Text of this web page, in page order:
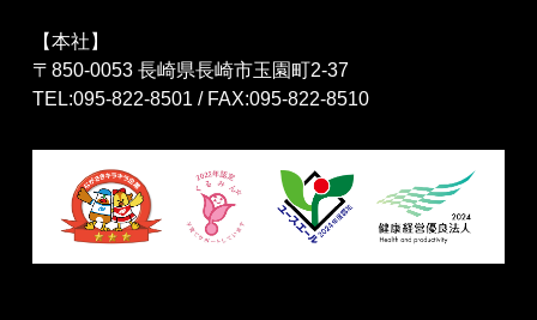
【本社】
〒850-0053 長崎県長崎市玉園町2-37
TEL:095-822-8501 / FAX:095-822-8510